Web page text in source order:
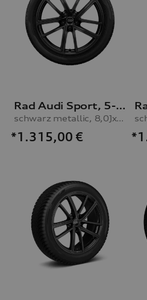
Rad Audi Sport, 5-Doppelspeichen mit RS-Schriftzug
schwarz metallic, 8,0Jx20, Winterreifen 255/45 R20 105V XL, links
*1.315,00 €